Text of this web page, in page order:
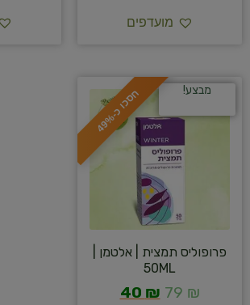
מועדפים
ח
ס
כ
ו
כ
-
4
9
% מבצע!
פרופוליס תמצית | אלטמן |
50ML
79 ₪
40 ₪